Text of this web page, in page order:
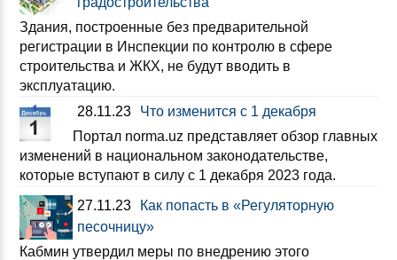
Здания, построенные без предварительной
регистрации в Инспекции по контролю в сфере
строительства и ЖКХ, не будут вводить в
эксплуатацию.
28.11.23
Что изменится с 1 декабря
Портал norma.uz представляет обзор главных
изменений в национальном законодательстве,
которые вступают в силу с 1 декабря 2023 года.
27.11.23
Как попасть в «Регуляторную
песочницу»
Кабмин утвердил меры по внедрению этого